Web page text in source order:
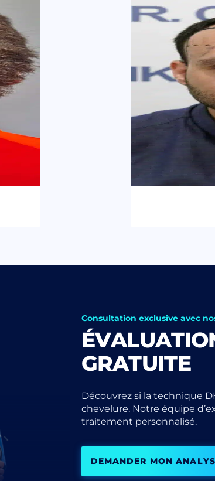
Consultation exclusive avec
GRATUITE
Découvrez si la technique
chevelure. Notre équipe
traitement personnalisé.
DEMANDER MON